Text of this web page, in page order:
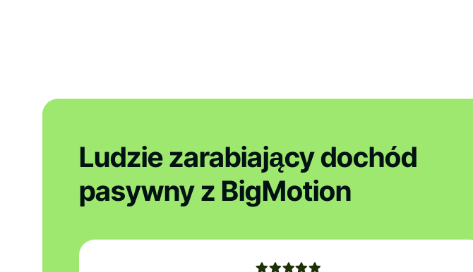
Ludzie zarabiający dochód
pasywny z BigMotion